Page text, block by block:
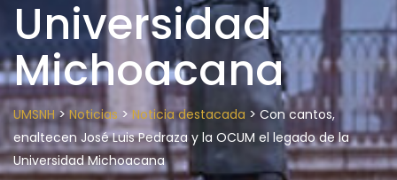
Universidad
Michoacana
UMSNH> Noticias > Noticia destacada > Con cantos,
enaltecen José Luis Pedraza y la OCUM el legado de la
Universidad Michoacana